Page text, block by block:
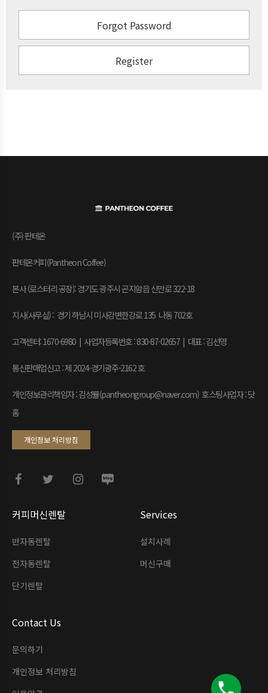
Forgot Password
Register
커피머신렌탈
반자동렌탈
전자동렌탈
단기렌탈
Services
설치사례
머신구매
Contact Us
문의하기
개인정보 처리방침
(주) 판테온
판테온커피(Pantheon Coffee)
본사 (로스터리 공장): 경기도 광주시 곤지암읍 신만로 322-18
지사(사무실) : 경기 하남시 미사강변한강로 135 나동 702호
고객센터: 1670-6980 | 사업자등록번호 : 830-87-02657 | 대표 : 김선영
통신판매업신고 : 제 2024-경기광주-2162 호
개인정보관리책임자 : 김성률(pantheongroup@naver.com) 호스팅사업자 : 닷
홈
개인정보 처리방침